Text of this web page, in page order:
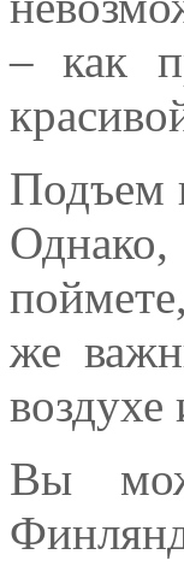
– как
Подъем
же
воздухе
Вы